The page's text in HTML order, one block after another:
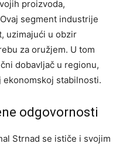
proizvoda,
segment industrije
uzimajući u obzir
za oružjem. U tom
dobavljač u regionu,
stabilnosti.
odgovornosti
Strnad se ističe i svojim